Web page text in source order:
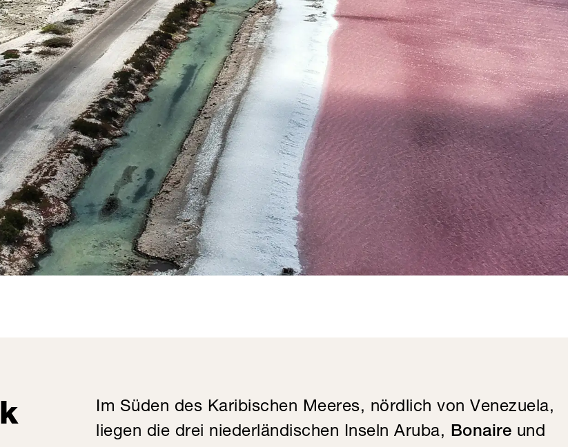
Im Süden des Karibischen Meeres, nördlich von Venezuela,
liegen die drei niederländischen Inseln Aruba, Bonaire und